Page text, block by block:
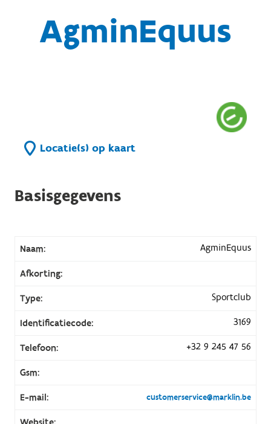
AgminEquus
Locatie(s) op kaart
Basisgegevens
Naam: AgminEquus
Afkorting:
Type: Sportclub
Identificatiecode: 3169
Telefoon: +32 9 245 47 56
Gsm:
E-mail: customerservice@marklin.be